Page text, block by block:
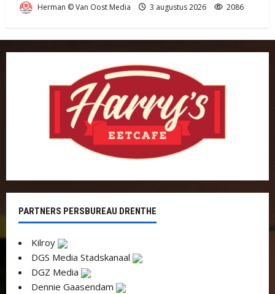
Herman © Van Oost Media 3 augustus 2026 2086
PARTNERS PERSBUREAU DRENTHE
Kilroy
DGS Media Stadskanaal
DGZ Media
Dennie Gaasendam